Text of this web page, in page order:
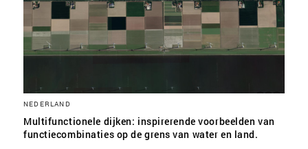
NEDERLAND
Multifunctionele dijken: inspirerende voorbeelden van
functiecombinaties op de grens van water en land.